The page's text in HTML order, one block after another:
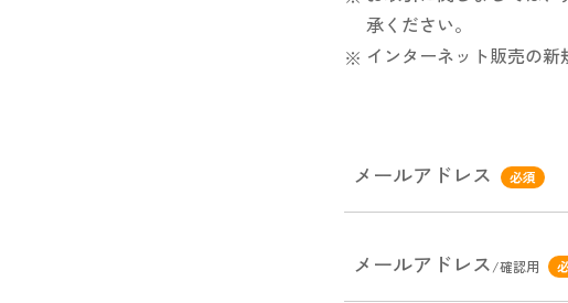
承ください。
インターネット販売の新
メールアドレス 必須
メールアドレス/確認用